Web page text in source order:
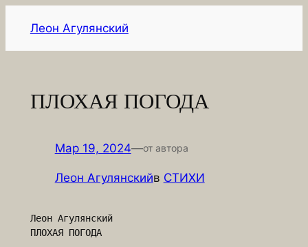
содержимому
Леон Агулянский
ПЛОХАЯ ПОГОДА
Мар 19, 2024—от автора
Леон Агулянскийв СТИХИ
Леон Агулянский
ПЛОХАЯ ПОГОДА